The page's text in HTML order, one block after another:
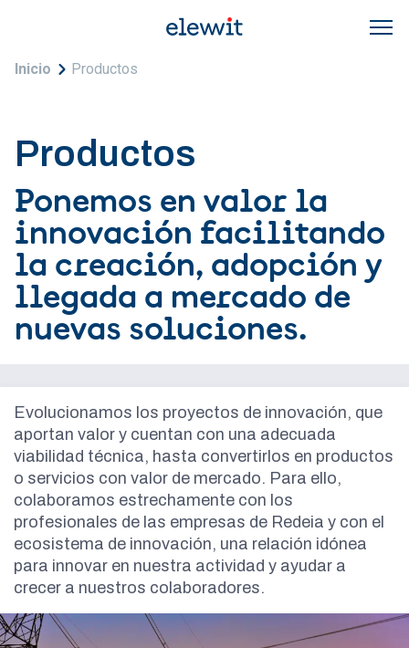
Sobrescribir enlaces de ayuda a la
Inicio Productos
Productos
Ponemos en valor la
innovación facilitando
la creación, adopción y
llegada a mercado de
nuevas soluciones.
Evolucionamos los proyectos de innovación, que
aportan valor y cuentan con una adecuada
viabilidad técnica, hasta convertirlos en productos
o servicios con valor de mercado. Para ello,
colaboramos estrechamente con los
profesionales de las empresas de Redeia y con el
ecosistema de innovación, una relación idónea
para innovar en nuestra actividad y ayudar a
crecer a nuestros colaboradores.